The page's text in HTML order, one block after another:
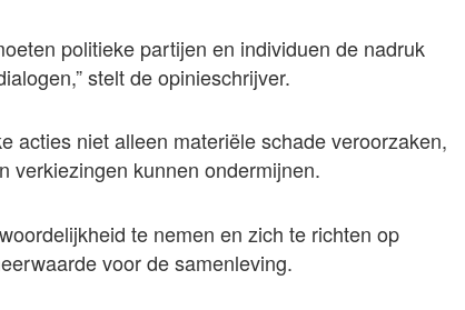
politieke partijen en individuen de nadruk
stelt de opinieschrijver.
acties niet alleen materiële schade veroorzaken,
verkiezingen kunnen ondermijnen.
te nemen en zich te richten op
voor de samenleving.